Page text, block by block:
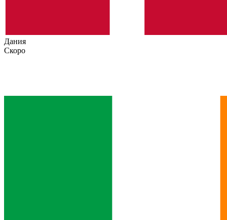
Дания
Скоро